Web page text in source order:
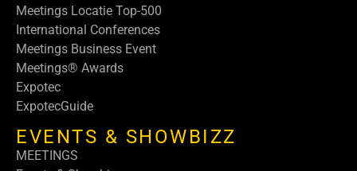
Meetings Locatie Top-500
International Conferences
Meetings Business Event
Meetings® Awards
Expotec
ExpotecGuide
EVENTS & SHOWBIZZ
MEETINGS